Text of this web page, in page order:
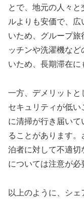
とで、地元の人々
ルよりも安価で、
いため、グループ旅
ッチンや洗濯機な
いため、長期滞在に
一方、デメリットと
セキュリティが低い
に清掃が行き届い
ることがあります
泊者に対して不適切
については注意が必
以上のように、シ